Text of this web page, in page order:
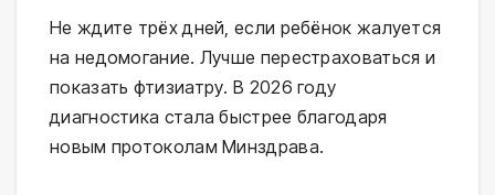
Не ждите трёх дней, если ребёнок жалуется
на недомогание. Лучше перестраховаться и
показать фтизиатру. В 2026 году
диагностика стала быстрее благодаря
новым протоколам Минздрава.